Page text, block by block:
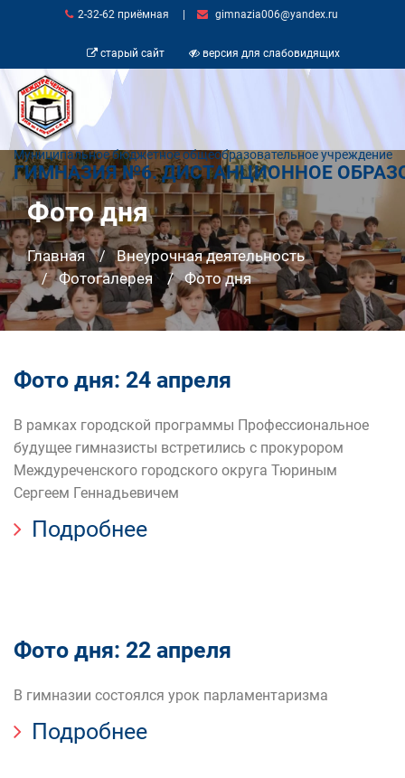
2-32-62 приёмная gimnazia006@yandex.ru
старый сайт версия для слабовидящих
Муниципальное бюджетное общеобразовательное учреждение
ГИМНАЗИЯ №6. ДИСТАНЦИОННОЕ
Фото дня
Главная
Внеурочная деятельность
Фотогалерея
Фото дня
Фото дня: 24 апреля
В рамках городской программы Профессиональное
будущее гимназисты встретились с прокурором
Междуреченского городского округа Тюриным
Сергеем Геннадьевичем
Подробнее
Фото дня: 22 апреля
В гимназии состоялся урок парламентаризма
Подробнее